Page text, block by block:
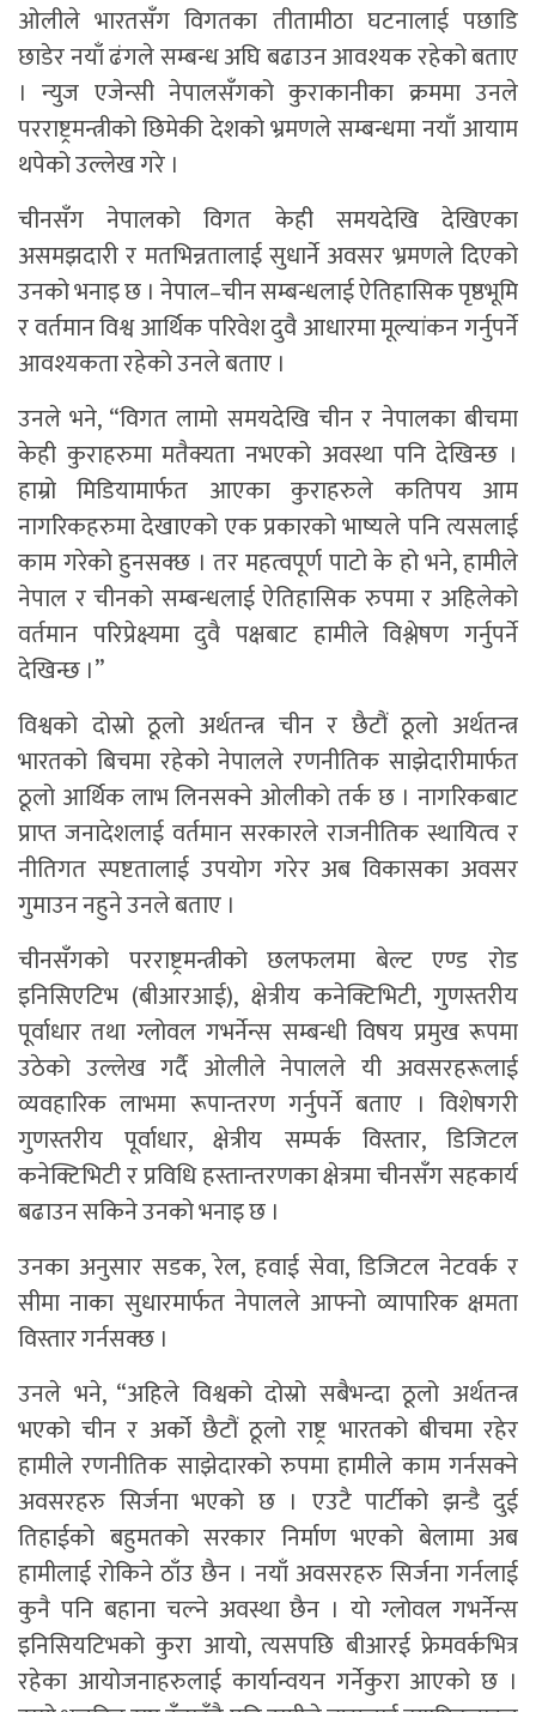
ओलीले भारतसँग विगतका तीतामीठा घटनालाई पछाडि
छाडेर नयाँ ढंगले सम्बन्ध अघि बढाउन आवश्यक रहेको बताए
। न्युज एजेन्सी नेपालसँगको कुराकानीका क्रममा उनले
परराष्ट्रमन्त्रीको छिमेकी देशको भ्रमणले सम्बन्धमा नयाँ आयाम
थपेको उल्लेख गरे ।
चीनसँग नेपालको विगत केही समयदेखि देखिएका
असमझदारी र मतभिन्नतालाई सुधार्ने अवसर भ्रमणले दिएको
उनको भनाइ छ । नेपाल–चीन सम्बन्धलाई ऐतिहासिक पृष्ठभूमि
र वर्तमान विश्व आर्थिक परिवेश दुवै आधारमा मूल्यांकन गर्नुपर्ने
आवश्यकता रहेको उनले बताए ।
उनले भने, “विगत लामो समयदेखि चीन र नेपालका बीचमा
केही कुराहरुमा मतैक्यता नभएको अवस्था पनि देखिन्छ ।
हाम्रो मिडियामार्फत आएका कुराहरुले कतिपय आम
नागरिकहरुमा देखाएको एक प्रकारको भाष्यले पनि त्यसलाई
काम गरेको हुनसक्छ । तर महत्वपूर्ण पाटो के हो भने, हामीले
नेपाल र चीनको सम्बन्धलाई ऐतिहासिक रुपमा र अहिलेको
वर्तमान परिप्रेक्ष्यमा दुवै पक्षबाट हामीले विश्लेषण गर्नुपर्ने
देखिन्छ ।”
विश्वको दोस्रो ठूलो अर्थतन्त्र चीन र छैटौं ठूलो अर्थतन्त्र
भारतको बिचमा रहेको नेपालले रणनीतिक साझेदारीमार्फत
ठूलो आर्थिक लाभ लिनसक्ने ओलीको तर्क छ । नागरिकबाट
प्राप्त जनादेशलाई वर्तमान सरकारले राजनीतिक स्थायित्व र
नीतिगत स्पष्टतालाई उपयोग गरेर अब विकासका अवसर
गुमाउन नहुने उनले बताए ।
चीनसँगको परराष्ट्रमन्त्रीको छलफलमा बेल्ट एण्ड रोड
इनिसिएटिभ (बीआरआई), क्षेत्रीय कनेक्टिभिटी, गुणस्तरीय
पूर्वाधार तथा ग्लोवल गभर्नेन्स सम्बन्धी विषय प्रमुख रूपमा
उठेको उल्लेख गर्दै ओलीले नेपालले यी अवसरहरूलाई
व्यवहारिक लाभमा रूपान्तरण गर्नुपर्ने बताए । विशेषगरी
गुणस्तरीय पूर्वाधार, क्षेत्रीय सम्पर्क विस्तार, डिजिटल
कनेक्टिभिटी र प्रविधि हस्तान्तरणका क्षेत्रमा चीनसँग सहकार्य
बढाउन सकिने उनको भनाइ छ ।
उनका अनुसार सडक, रेल, हवाई सेवा, डिजिटल नेटवर्क र
सीमा नाका सुधारमार्फत नेपालले आफ्नो व्यापारिक क्षमता
विस्तार गर्नसक्छ ।
उनले भने, “अहिले विश्वको दोस्रो सबैभन्दा ठूलो अर्थतन्त्र
भएको चीन र अर्को छैटौं ठूलो राष्ट्र भारतको बीचमा रहेर
हामीले रणनीतिक साझेदारको रुपमा हामीले काम गर्नसक्ने
अवसरहरु सिर्जना भएको छ । एउटै पार्टीको झन्डै दुई
तिहाईको बहुमतको सरकार निर्माण भएको बेलामा अब
हामीलाई रोकिने ठाँउ छैन । नयाँ अवसरहरु सिर्जना गर्नलाई
कुनै पनि बहाना चल्ने अवस्था छैन । यो ग्लोवल गभर्नेन्स
इनिसियटिभको कुरा आयो, त्यसपछि बीआरई फ्रेमवर्कभित्र
रहेका आयोजनाहरुलाई कार्यान्वयन गर्नेकुरा आएको छ ।